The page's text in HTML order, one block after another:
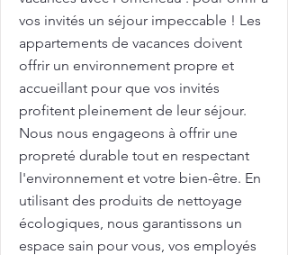
vos invités un séjour impeccable ! Les
appartements de vacances doivent
offrir un environnement propre et
accueillant pour que vos invités
profitent pleinement de leur séjour.
Nous nous engageons à offrir une
propreté durable tout en respectant
l'environnement et votre bien-être. En
utilisant des produits de nettoyage
écologiques, nous garantissons un
espace sain pour vous, vos employés